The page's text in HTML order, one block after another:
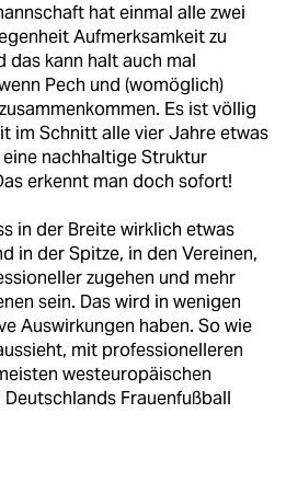
hat einmal alle zwei
Aufmerksamkeit zu
das kann halt auch mal
Pech und (womöglich)
Es ist völlig
im Schnitt alle vier Jahre etwas
nachhaltige Struktur
erkennt man doch sofort!
in der Breite wirklich etwas
in der Spitze, in den Vereinen,
zugehen und mehr
sein. Das wird in wenigen
Auswirkungen haben. So wie
mit professionelleren
westeuropäischen
Frauenfußball